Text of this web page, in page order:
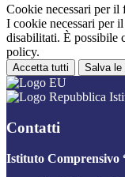
Cookie necessari per il
I cookie necessari per
disabilitati. È possibile
policy.
Accetta tutti Salva le
Contatti
Istituto Comprensivo